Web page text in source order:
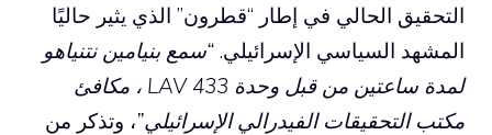
التحقيق الحالي في إطار “قطرون” الذي يثير حاليًا
المشهد السياسي الإسرائيلي. “سمع بنيامين نتنياهو
لمدة ساعتين من قبل وحدة LAV 433 ، مكافئ
مكتب التحقيقات الفيدرالي الإسرائيلي”، وتذكر من